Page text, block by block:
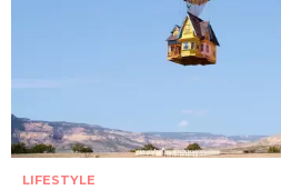
LIFESTYLE